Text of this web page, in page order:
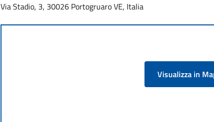
Via Stadio, 3, 30026 Portogruaro VE, Italia
Visualizza in